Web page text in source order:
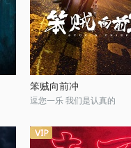
笨贼向前冲
逗您一乐 我们是认真的